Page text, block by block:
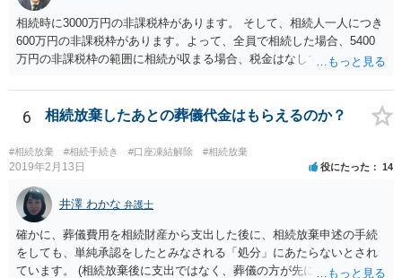
相続時に3000万円の非課税枠があります。 そして、相続人一人につき
600万円の非課税枠があります。よって、全員で相続した場合、5400
万円の非課税枠の範囲に相続が収まる場合、税金はなしです。 一人が
範囲となります。 一般的には、全員で相続する方が税金はお得です。
また、全員で相続しても、話し合いの結果、親がすべて相続と決める
こともできます。この場合でも相続の非課税枠は、全員で相続した540
0万円分使えます。 父が亡くなり、母が全部相続すると、母から三人
で相続する際は、4800万円が非課税枠となります。 そうすると、母が
亡くなってから相続すると、両親のどちらかが亡くなってから相続す
るより非課税の枠が減少します。 計画的に相続をするのがおすすめと
いうことになります。これ以外にも気をつける点はあるかもしれませ
んので、一度相談して想定するのがおすすめと思います。
6 相続放棄したあとの葬儀代金はもらえるのか？
#相続放棄 #相続手続き #口座凍結解除 #相続放棄
2019年2月13日 役にたった 14
井澤 わかな 弁護士
確かに、葬儀費用を相続財産から支出した後に、相続放棄申述の手続
をしても、単純承認をしたとみなされる「処分」にあたらないとされ
ています。 (相続放棄後に支出ではなく、葬儀の方が先に来るのが通常